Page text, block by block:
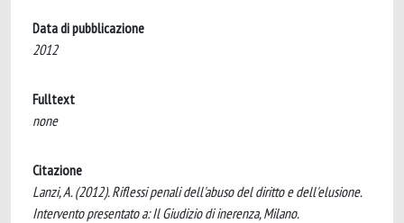
Data di pubblicazione
2012
Fulltext
none
Citazione
Lanzi, A. (2012). Riflessi penali dell'abuso del diritto e dell'elusione.
Intervento presentato a: Il Giudizio di inerenza, Milano.